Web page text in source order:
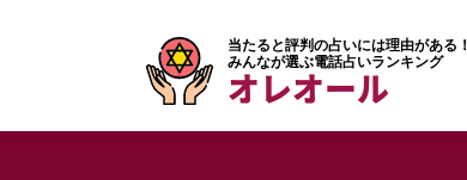
当たると評判の占いには理由がある！
みんなが選ぶ電話占いランキング
オレオール